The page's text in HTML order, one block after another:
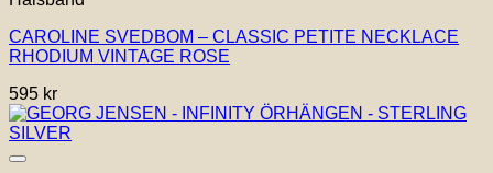
CAROLINE SVEDBOM – CLASSIC PETITE NECKLACE
RHODIUM VINTAGE ROSE
595 kr